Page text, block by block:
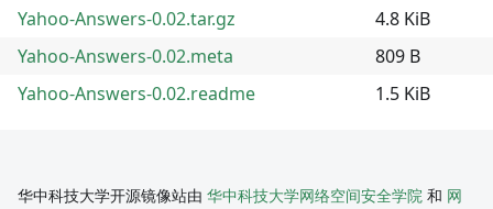
Yahoo-Answers-0.02.tar.gz
4.8 KiB
Yahoo-Answers-0.02.meta
809 B
Yahoo-Answers-0.02.readme
1.5 KiB
华中科技大学开源镜像站由 华中科技大学网络空间安全学院 和 网